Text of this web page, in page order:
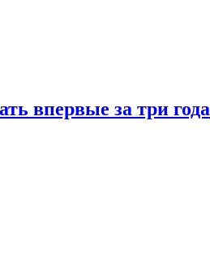
впервые за три года